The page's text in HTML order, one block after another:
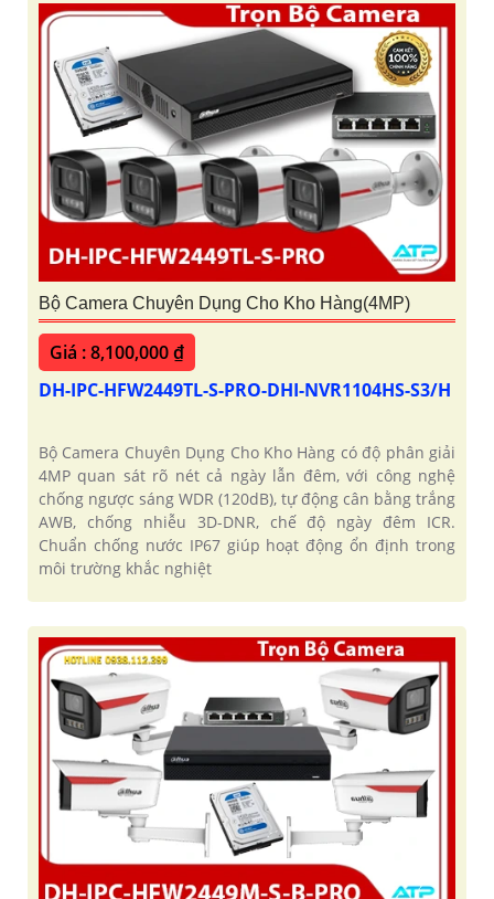
Bộ Camera Chuyên Dụng Cho Kho Hàng(4MP)
Giá : 8,100,000 ₫
DH-IPC-HFW2449TL-S-PRO-DHI-NVR1104HS-S3/H
Bộ Camera Chuyên Dụng Cho Kho Hàng có độ phân giải
4MP quan sát rõ nét cả ngày lẫn đêm, với công nghệ
chống ngược sáng WDR (120dB), tự động cân bằng trắng
AWB, chống nhiễu 3D-DNR, chế độ ngày đêm ICR.
Chuẩn chống nước IP67 giúp hoạt động ổn định trong
môi trường khắc nghiệt